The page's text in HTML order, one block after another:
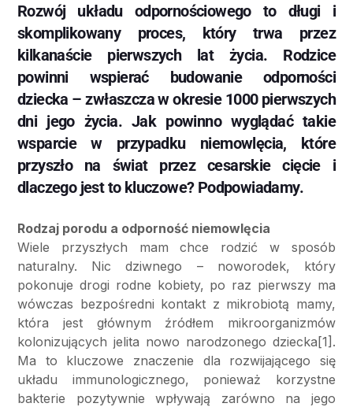
Rozwój układu odpornościowego to długi i
skomplikowany proces, który trwa przez
kilkanaście pierwszych lat życia. Rodzice
powinni wspierać budowanie odporności
dziecka – zwłaszcza w okresie 1000 pierwszych
dni jego życia. Jak powinno wyglądać takie
wsparcie w przypadku niemowlęcia, które
przyszło na świat przez cesarskie cięcie i
dlaczego jest to kluczowe? Podpowiadamy.
Rodzaj porodu a odporność niemowlęcia
Wiele przyszłych mam chce rodzić w sposób
naturalny. Nic dziwnego – noworodek, który
pokonuje drogi rodne kobiety, po raz pierwszy ma
wówczas bezpośredni kontakt z mikrobiotą mamy,
która jest głównym źródłem mikroorganizmów
kolonizujących jelita nowo narodzonego dziecka[1].
Ma to kluczowe znaczenie dla rozwijającego się
układu immunologicznego, ponieważ korzystne
bakterie pozytywnie wpływają zarówno na jego